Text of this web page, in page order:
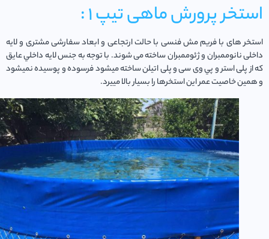
پرورش ماهی تیپ 1 :
های با فريم مش فنسی با حالت ارتجاعی و ابعاد سفارشی مشتری و لايه
نانوممبران و ژئوممبران ساخته می شوند. با توجه به جنس لايه داخلي عايق
پلی استر و پي وی سی و پلی اتيلن ساخته ميشود فرسوده و پوسيده نميشود
خاصيت عمر اين استخرها را بسيار بالا مييرد.